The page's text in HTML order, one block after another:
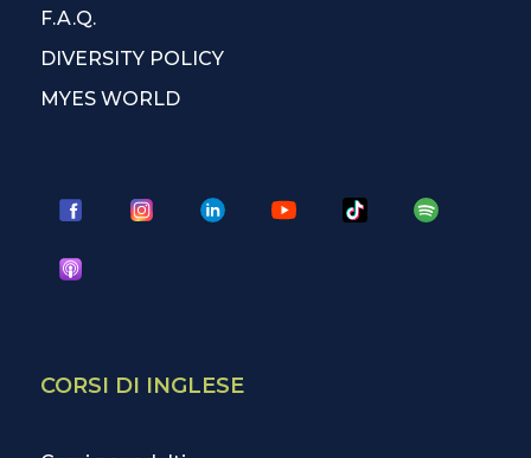
F.A.Q.
DIVERSITY POLICY
MYES WORLD
CORSI DI INGLESE